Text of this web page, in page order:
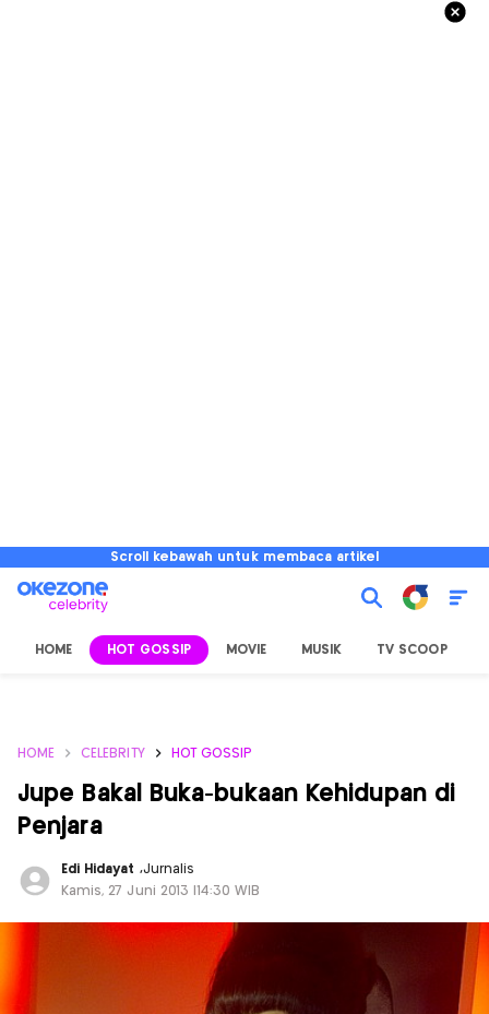
Scroll kebawah untuk membaca artikel
HOME HOT GOSSIP MOVIE MUSIK TV SCOOP
HOME CELEBRITY HOT GOSSIP
Jupe Bakal Buka-bukaan Kehidupan di
Penjara
Edi Hidayat ,Jurnalis
Kamis, 27 Juni 2013 |14:30 WIB